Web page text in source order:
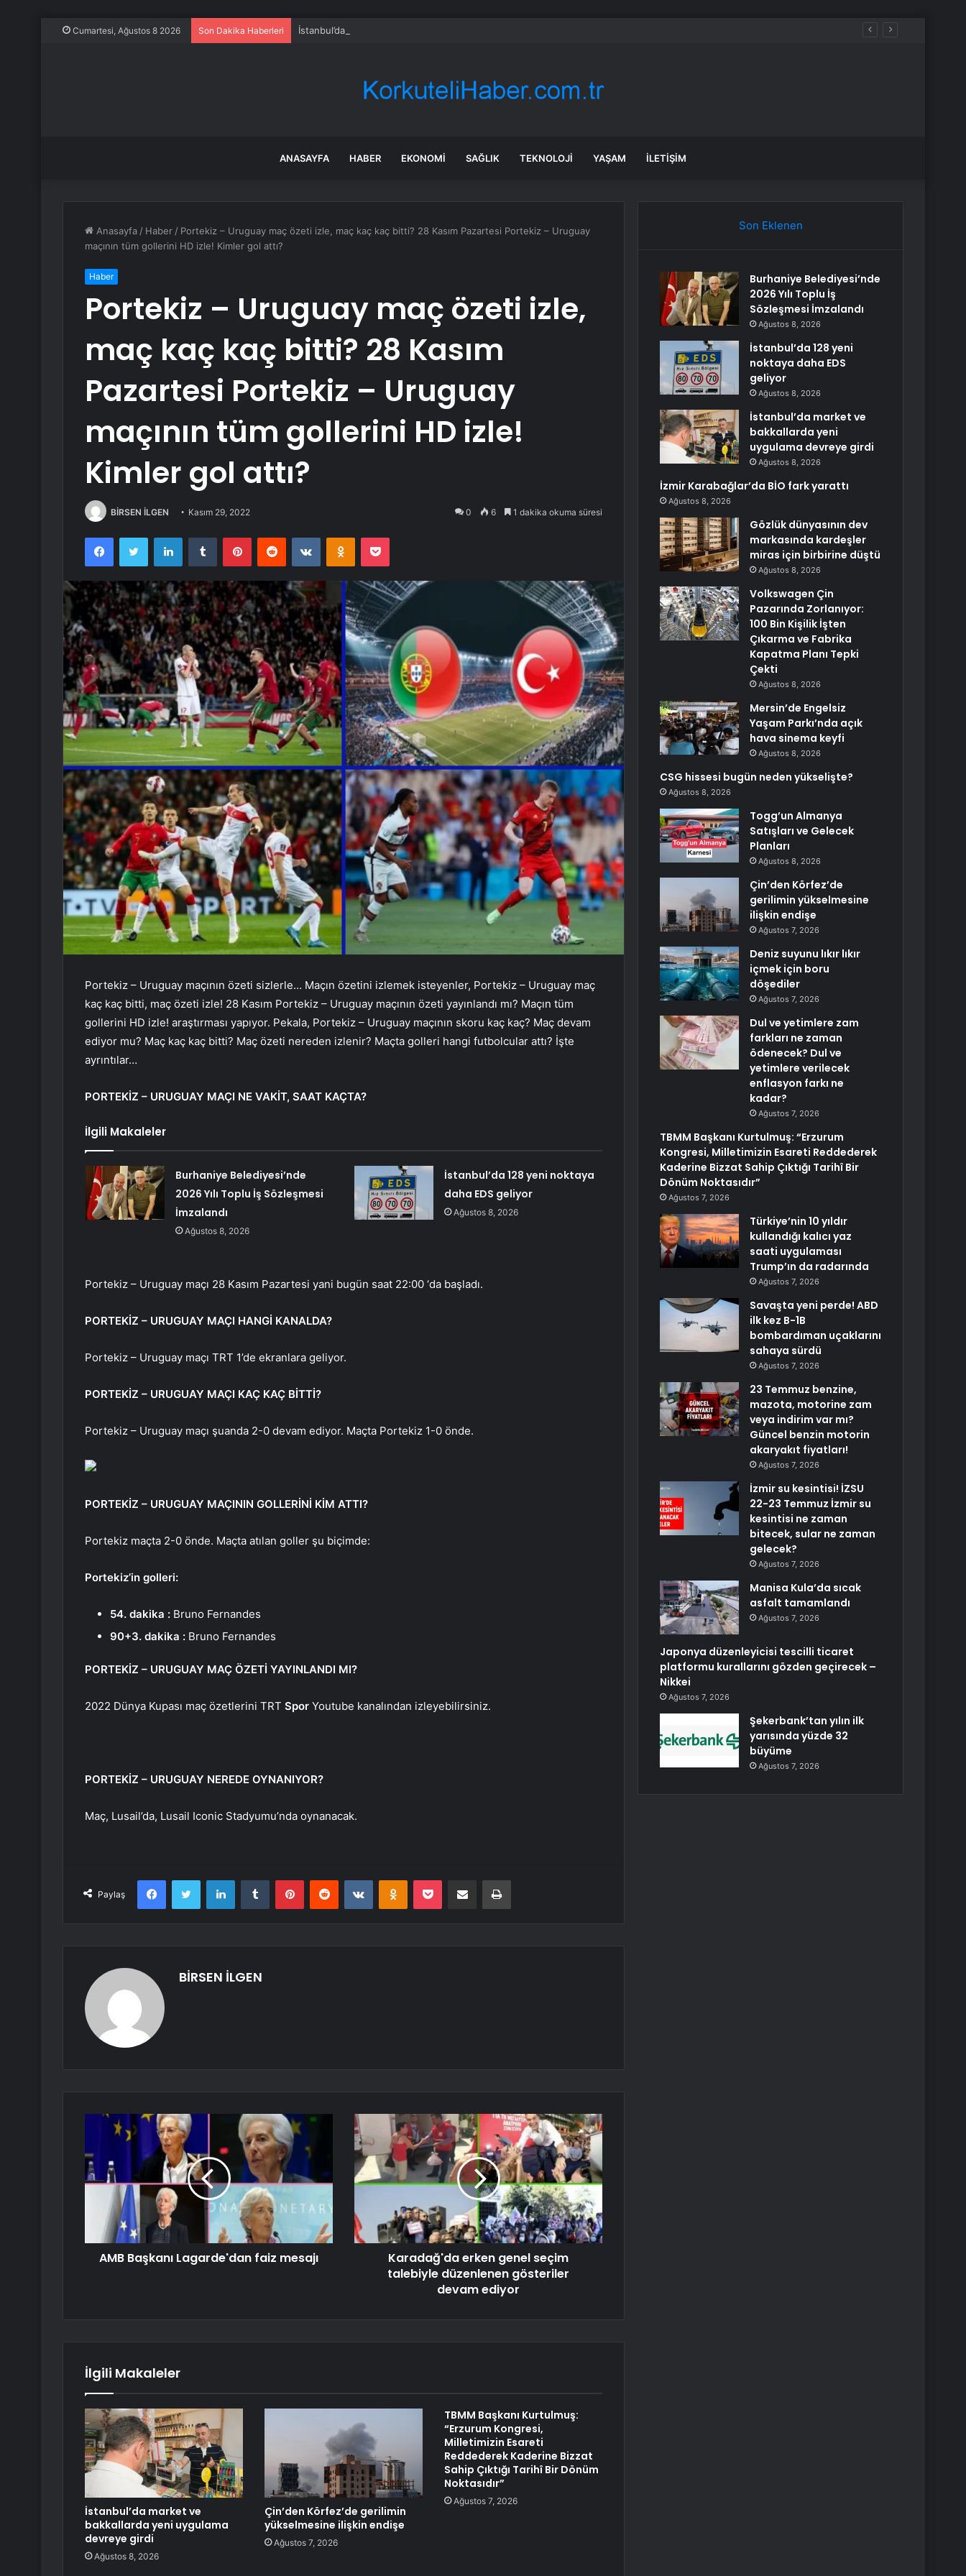
Cumartesi, Ağustos 8 2026 Son Dakika Haberleri İstanbul’da 128 yeni noktaya daha EDS geliyor
ANASAYFA HABER EKONOMI SAĞLIK TEKNOLOJI YAŞAM İLETIŞIM
Anasayfa / Haber / Portekiz – Uruguay maç özeti izle, maç kaç kaç bitti? 28 Kasım Pazartesi Portekiz – Uruguay
maçının tüm gollerini HD izle! Kimler gol attı?
Haber
Portekiz – Uruguay maç özeti izle,
maç kaç kaç bitti? 28 Kasım
Pazartesi Portekiz – Uruguay
maçının tüm gollerini HD izle!
Kimler gol attı?
BİRSEN İLGEN Kasım 29, 2022 0 6 1 dakika okuma süresi
FacebookTwitter LinkedInTumblr PinterestReddit VKontakteOdnoklassniki
Pocket
Portekiz – Uruguay maçının özeti sizlerle… Maçın özetini izlemek isteyenler, Portekiz – Uruguay maç
kaç kaç bitti, maç özeti izle! 28 Kasım Portekiz – Uruguay maçının özeti yayınlandı mı? Maçın tüm
gollerini HD izle! araştırması yapıyor. Pekala, Portekiz – Uruguay maçının skoru kaç kaç? Maç devam
ediyor mu? Maç kaç kaç bitti? Maç özeti nereden izlenir? Maçta golleri hangi futbolcular attı? İşte
ayrıntılar…
PORTEKİZ – URUGUAY MAÇI NE VAKİT, SAAT KAÇTA?
İlgili Makaleler
Burhaniye Belediyesi’nde
2026 Yılı Toplu İş Sözleşmesi
İmzalandı
Ağustos 8, 2026
İstanbul’da 128 yeni noktaya
daha EDS geliyor
Ağustos 8, 2026
Portekiz – Uruguay maçı 28 Kasım Pazartesi yani bugün saat 22:00 ‘da başladı.
PORTEKİZ – URUGUAY MAÇI HANGİ KANALDA?
Portekiz – Uruguay maçı TRT 1’de ekranlara geliyor.
PORTEKİZ – URUGUAY MAÇI KAÇ KAÇ BİTTİ?
Portekiz – Uruguay maçı şuanda 2-0 devam ediyor. Maçta Portekiz 1-0 önde.
PORTEKİZ – URUGUAY MAÇININ GOLLERİNİ KİM ATTI?
Portekiz maçta 2-0 önde. Maçta atılan goller şu biçimde:
Portekiz’in golleri:
54. dakika : Bruno Fernandes
90+3. dakika : Bruno Fernandes
PORTEKİZ – URUGUAY MAÇ ÖZETİ YAYINLANDI MI?
2022 Dünya Kupası maç özetlerini TRT Spor Youtube kanalından izleyebilirsiniz.
PORTEKİZ – URUGUAY NEREDE OYNANIYOR?
Maç, Lusail’da, Lusail Iconic Stadyumu’nda oynanacak.
Paylaş
FacebookTwitter LinkedInTumblr PinterestReddit VKontakteOdnoklassniki
Pocket E-Posta ile paylaş Yazdır
BİRSEN İLGEN
AMB Başkanı Lagarde'dan faiz mesajı
Karadağ'da erken genel seçim
talebiyle düzenlenen gösteriler
devam ediyor
İlgili Makaleler
İstanbul’da market ve
bakkallarda yeni uygulama
devreye girdi
Ağustos 8, 2026
Çin’den Körfez’de gerilimin
yükselmesine ilişkin endişe
Ağustos 7, 2026
TBMM Başkanı Kurtulmuş:
“Erzurum Kongresi,
Milletimizin Esareti
Reddederek Kaderine Bizzat
Sahip Çıktığı Tarihî Bir Dönüm
Noktasıdır”
Ağustos 7, 2026
Son Eklenen
Burhaniye Belediyesi’nde
2026 Yılı Toplu İş
Sözleşmesi İmzalandı
Ağustos 8, 2026
İstanbul’da 128 yeni
noktaya daha EDS
geliyor
Ağustos 8, 2026
İstanbul’da market ve
bakkallarda yeni
uygulama devreye girdi
Ağustos 8, 2026
İzmir Karabağlar’da BİO fark yarattı
Ağustos 8, 2026
Gözlük dünyasının dev
markasında kardeşler
miras için birbirine düştü
Ağustos 8, 2026
Volkswagen Çin
Pazarında Zorlanıyor:
100 Bin Kişilik İşten
Çıkarma ve Fabrika
Kapatma Planı Tepki
Çekti
Ağustos 8, 2026
Mersin’de Engelsiz
Yaşam Parkı’nda açık
hava sinema keyfi
Ağustos 8, 2026
CSG hissesi bugün neden yükselişte?
Ağustos 8, 2026
Togg’un Almanya
Satışları ve Gelecek
Planları
Ağustos 8, 2026
Çin’den Körfez’de
gerilimin yükselmesine
ilişkin endişe
Ağustos 7, 2026
Deniz suyunu lıkır lıkır
içmek için boru
döşediler
Ağustos 7, 2026
Dul ve yetimlere zam
farkları ne zaman
ödenecek? Dul ve
yetimlere verilecek
enflasyon farkı ne
kadar?
Ağustos 7, 2026
TBMM Başkanı Kurtulmuş: “Erzurum
Kongresi, Milletimizin Esareti Reddederek
Kaderine Bizzat Sahip Çıktığı Tarihî Bir
Dönüm Noktasıdır”
Ağustos 7, 2026
Türkiye’nin 10 yıldır
kullandığı kalıcı yaz
saati uygulaması
Trump’ın da radarında
Ağustos 7, 2026
Savaşta yeni perde! ABD
ilk kez B-1B
bombardıman uçaklarını
sahaya sürdü
Ağustos 7, 2026
23 Temmuz benzine,
mazota, motorine zam
veya indirim var mı?
Güncel benzin motorin
akaryakıt fiyatları!
Ağustos 7, 2026
İzmir su kesintisi! İZSU
22-23 Temmuz İzmir su
kesintisi ne zaman
bitecek, sular ne zaman
gelecek?
Ağustos 7, 2026
Manisa Kula’da sıcak
asfalt tamamlandı
Ağustos 7, 2026
Japonya düzenleyicisi tescilli ticaret
platformu kurallarını gözden geçirecek –
Nikkei
Ağustos 7, 2026
Şekerbank’tan yılın ilk
yarısında yüzde 32
büyüme
Ağustos 7, 2026